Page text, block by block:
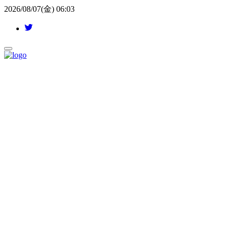
2026/08/07(金) 06:03